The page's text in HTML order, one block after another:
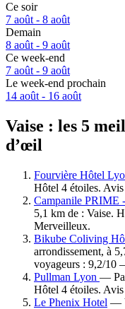
Ce soir
7 août - 8 août
Demain
8 août - 9 août
Ce week-end
7 août - 9 août
Le week-end prochain
14 août - 16 août
Vaise : les 5
d’œil
Fourvière Hôtel
Hôtel 4 étoiles.
Campanile PRIME
5,1 km de : Vaise.
Merveilleux.
Bikube Coliving
arrondissement, à
voyageurs : 9,2/10
Pullman Lyon —
Hôtel 4 étoiles.
Le Phenix Hotel —